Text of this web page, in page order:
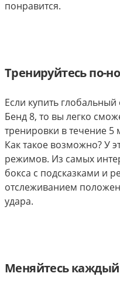
понравится.
Тренируйтесь по-
Если купить
Бенд 8, то вы легко
тренировки в течение 5
Как такое возможно? У
режимов. Из самых
бокса с подсказками и
отслеживанием
удара.
Меняйтесь